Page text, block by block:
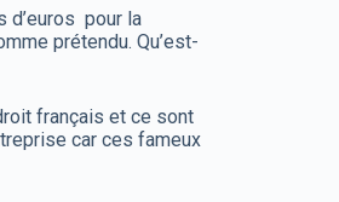
d’euros pour la
prétendu. Qu’est-
français et ce sont
car ces fameux